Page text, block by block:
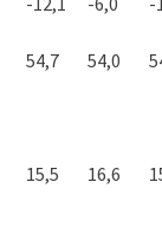
54,7 54,0
15,5 16,6